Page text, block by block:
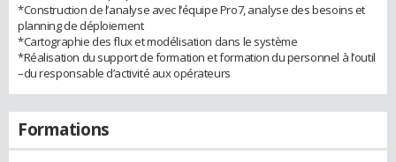
*Construction de l’analyse avec l’équipe Pro7, analyse des besoins et
planning de déploiement
*Cartographie des flux et modélisation dans le système
*Réalisation du support de formation et formation du personnel à l’outil
–du responsable d’activité aux opérateurs
Formations